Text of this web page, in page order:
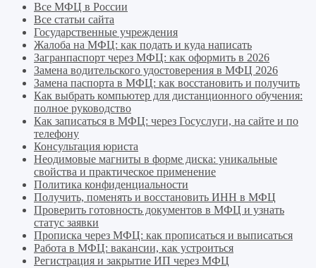
Все МФЦ в России
Все статьи сайта
Государственные учреждения
Жалоба на МФЦ: как подать и куда написать
Загранпаспорт через МФЦ: как оформить в 2026
Замена водительского удостоверения в МФЦ 2026
Замена паспорта в МФЦ: как восстановить и получить
Как выбрать компьютер для дистанционного обучения:
полное руководство
Как записаться в МФЦ: через Госуслуги, на сайте и по
телефону
Консультация юриста
Неодимовые магниты в форме диска: уникальные
свойства и практическое применение
Политика конфиденциальности
Получить, поменять и восстановить ИНН в МФЦ
Проверить готовность документов в МФЦ и узнать
статус заявки
Прописка через МФЦ: как прописаться и выписаться
Работа в МФЦ: вакансии, как устроиться
Регистрация и закрытие ИП через МФЦ